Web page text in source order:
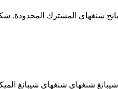
شنغهاي المشترك المحدودة.